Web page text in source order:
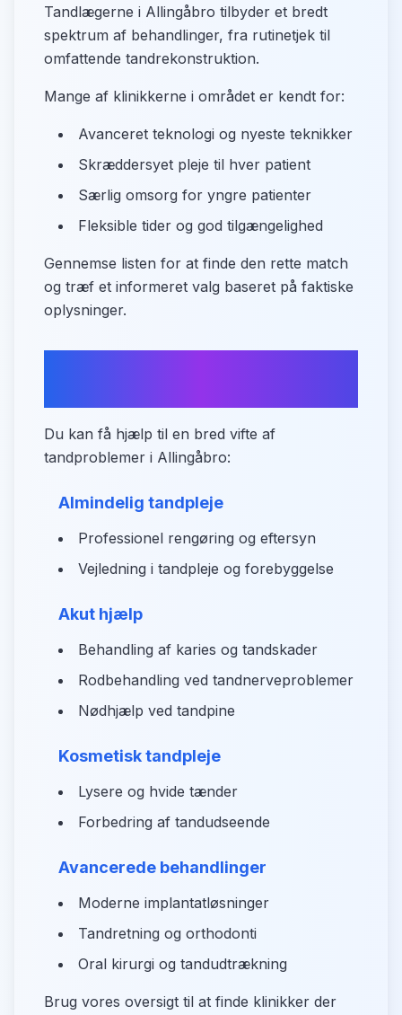
Tandlægerne i Allingåbro tilbyder et bredt
spektrum af behandlinger, fra rutinetjek til
omfattende tandrekonstruktion.
Mange af klinikkerne i området er kendt for:
Avanceret teknologi og nyeste teknikker
Skræddersyet pleje til hver patient
Særlig omsorg for yngre patienter
Fleksible tider og god tilgængelighed
Gennemse listen for at finde den rette match
og træf et informeret valg baseret på faktiske
oplysninger.
Du kan få hjælp til en bred vifte af
tandproblemer i Allingåbro:
Almindelig tandpleje
Professionel rengøring og eftersyn
Vejledning i tandpleje og forebyggelse
Akut hjælp
Behandling af karies og tandskader
Rodbehandling ved tandnerveproblemer
Nødhjælp ved tandpine
Kosmetisk tandpleje
Lysere og hvide tænder
Forbedring af tandudseende
Avancerede behandlinger
Moderne implantatløsninger
Tandretning og orthodonti
Oral kirurgi og tandudtrækning
Brug vores oversigt til at finde klinikker der